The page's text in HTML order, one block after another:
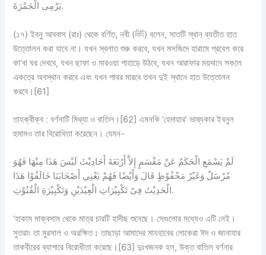
يَرْمِى الْجَمْرَةَ.
(১৭) ইবনু আববাস (রাঃ) থেকে বর্ণিত, নবী (ﷺ) বলেন, সাতটি স্থান ব্যতীত হাত
উত্তোলন করা যাবে না। যখন স্বলাত শুরু করবে, যখন মসজিদে হারামে প্রবেশ করে
কা‘বা ঘর দেখবে, যখন ছাফা ও মারওয়া পাহাড়ে উঠবে, যখন আরাফার ময়দানে সকলে
একত্রে অবস্থান করবে এবং যখন পাথর মারবে তখন দুই স্থানে হাত উত্তোলন
করবে।[61]
তাহক্বীক্ব : বর্ণনাটিমিথ্যা ও বাতিল। [62] এমনকি ‘হেদায়ার’ ভাষ্যকার ইবনুল
হুমামও তার বিরোধিতা করেছেন। যেমন-
لَمْ يَسْمَعِ الْحَكَمُ عَنْ مَقْسَمٍ إِلاَّ أَرْبَعَةَ أَحَادِيْثَ لَيْسَ هَذَا مِنْهَا فَهُوَ
مُرْسَلٌ وَغَيْرُ مَحْفُوْظٍ قَالَ وَأَيْضًا فَهُمْ يَعْنِي أَصْحَابَنَا خَالَفُوْا هَذَا
الْحَدِيْثَ فِىْ تَكْبِيْرَاتِ الْعِيْدَيْنِ وَتَكْبِيْرَةِ الْقُنُوْتِ.
‘হাকাম মাক্বসাম থেকে মাত্র চারটি হাদীছ শুনেছে। সেগুলোর মধ্যেও এটি নেই।
সুতরাং তা মুরসাল ও অরক্ষিত। তাছাড়া আমাদের মাযহাবের লোকেরা ঈদ ও জানাযার
তাকবীরের ব্যাপারে বিরোধীতা করেছে।[63] দুঃখজনক হল, উক্ত বাতিল বর্ণনার